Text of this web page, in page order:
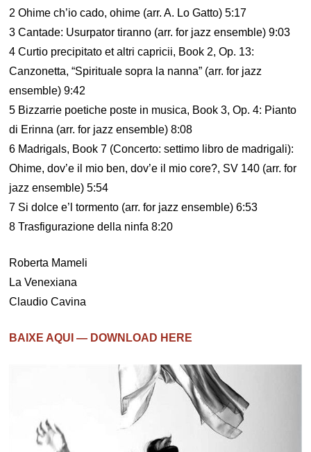
2 Ohime ch’io cado, ohime (arr. A. Lo Gatto) 5:17
3 Cantade: Usurpator tiranno (arr. for jazz ensemble) 9:03
4 Curtio precipitato et altri capricii, Book 2, Op. 13:
Canzonetta, “Spirituale sopra la nanna” (arr. for jazz
ensemble) 9:42
5 Bizzarrie poetiche poste in musica, Book 3, Op. 4: Pianto
di Erinna (arr. for jazz ensemble) 8:08
6 Madrigals, Book 7 (Concerto: settimo libro de madrigali):
Ohime, dov’e il mio ben, dov’e il mio core?, SV 140 (arr. for
jazz ensemble) 5:54
7 Si dolce e’l tormento (arr. for jazz ensemble) 6:53
8 Trasfigurazione della ninfa 8:20
Roberta Mameli
La Venexiana
Claudio Cavina
BAIXE AQUI — DOWNLOAD HERE